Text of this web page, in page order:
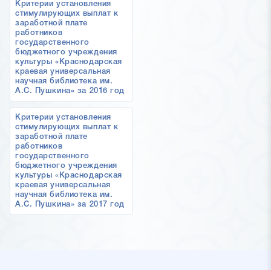
Критерии установления
стимулирующих выплат к
заработной плате
работников
государственного
бюджетного учреждения
культуры «Краснодарская
краевая универсальная
научная библиотека им.
А.С. Пушкина» за 2016 год
Критерии установления
стимулирующих выплат к
заработной плате
работников
государственного
бюджетного учреждения
культуры «Краснодарская
краевая универсальная
научная библиотека им.
А.С. Пушкина» за 2017 год